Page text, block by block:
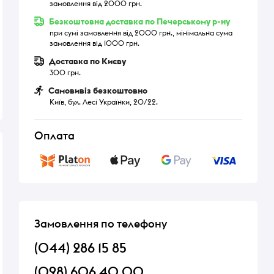
замовлення від 2000 грн.
Безкоштовна доставка по Печерському р-ну
при сумі замовлення від 2000 грн., мінімальна сума
замовлення від 1000 грн.
Доставка по Києву
300 грн.
Самовивіз безкоштовно
Київ, бул. Лесі Українки, 20/22.
Оплата
Замовлення по телефону
(044) 286 15 85